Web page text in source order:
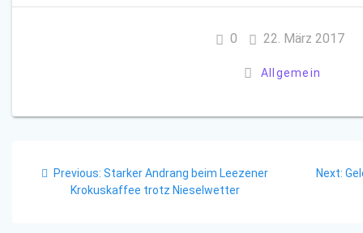
0 22. März 2017
Allgemein
Previous: Previous
post:
Starker Andrang beim Leezener
Krokuskaffee trotz Nieselwetter
Next: